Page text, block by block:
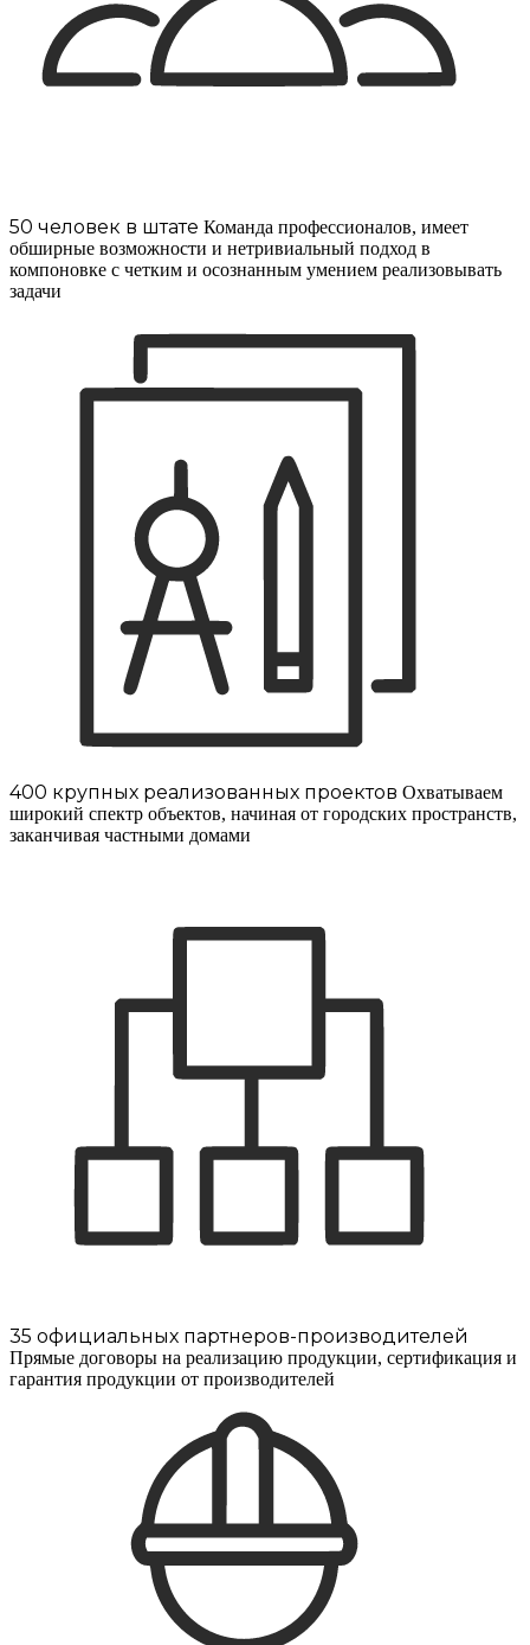
50 человек в штате Команда профессионалов, имеет
обширные возможности и нетривиальный подход в
компоновке с четким и осознанным умением реализовывать
задачи
400 крупных реализованных проектов Охватываем
широкий спектр объектов, начиная от городских пространств,
заканчивая частными домами
35 официальных партнеров-производителей
Прямые договоры на реализацию продукции, сертификация и
гарантия продукции от производителей